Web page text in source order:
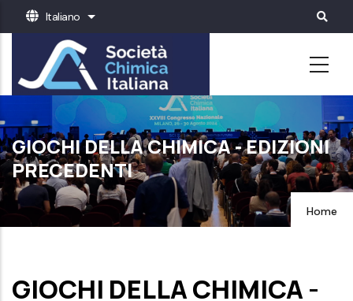
Salta
contenuto
principale
Italiano Mostra ulteriori azioni
GIOCHI DELLA CHIMICA - EDIZIONI
PRECEDENTI
Home
GIOCHI DELLA CHIMICA -